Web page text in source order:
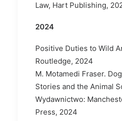
Law, Hart Publishing,
2024
Positive Duties to Wild
Routledge, 2024
M. Motamedi Fraser.
Stories and the Animal
Wydawnictwo:
Press, 2024